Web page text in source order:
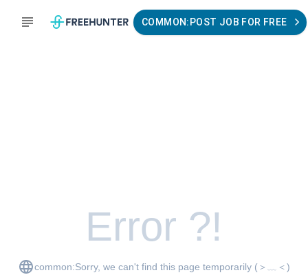
COMMON:POST JOB FOR FREE
Error ?!
common:Sorry, we can't find this page temporarily (＞﹏＜)